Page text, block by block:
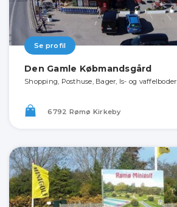
Se profil
Den Gamle Købmandsgård
Shopping, Posthuse, Bager, Is- og vaffelboder
6792 Rømø Kirkeby